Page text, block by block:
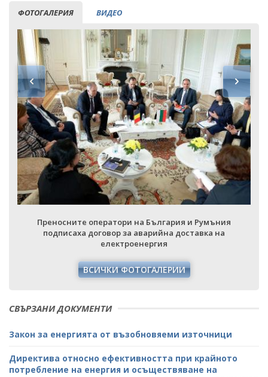
ФОТОГАЛЕРИЯ ВИДЕО
Преносните оператори на България и Румъния
подписаха договор за аварийна доставка на
електроенергия
ВСИЧКИ ФОТОГАЛЕРИИ
СВЪРЗАНИ ДОКУМЕНТИ
Закон за енергията от възобновяеми източници
Директива относно ефективността при крайното
потребление на енергия и осъществяване на